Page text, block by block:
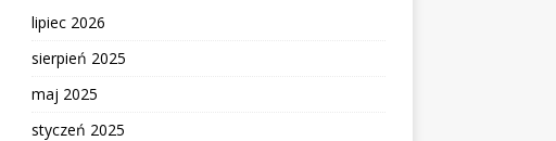
lipiec 2026
sierpień 2025
maj 2025
styczeń 2025